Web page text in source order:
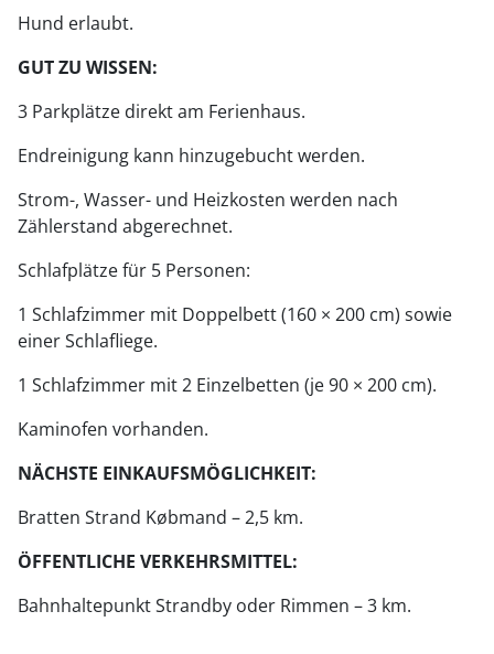
Hund erlaubt.
GUT ZU WISSEN:
3 Parkplätze direkt am Ferienhaus.
Endreinigung kann hinzugebucht werden.
Strom-, Wasser- und Heizkosten werden nach
Zählerstand abgerechnet.
Schlafplätze für 5 Personen:
1 Schlafzimmer mit Doppelbett (160 × 200 cm) sowie
einer Schlafliege.
1 Schlafzimmer mit 2 Einzelbetten (je 90 × 200 cm).
Kaminofen vorhanden.
NÄCHSTE EINKAUFSMÖGLICHKEIT:
Bratten Strand Købmand – 2,5 km.
ÖFFENTLICHE VERKEHRSMITTEL:
Bahnhaltepunkt Strandby oder Rimmen – 3 km.